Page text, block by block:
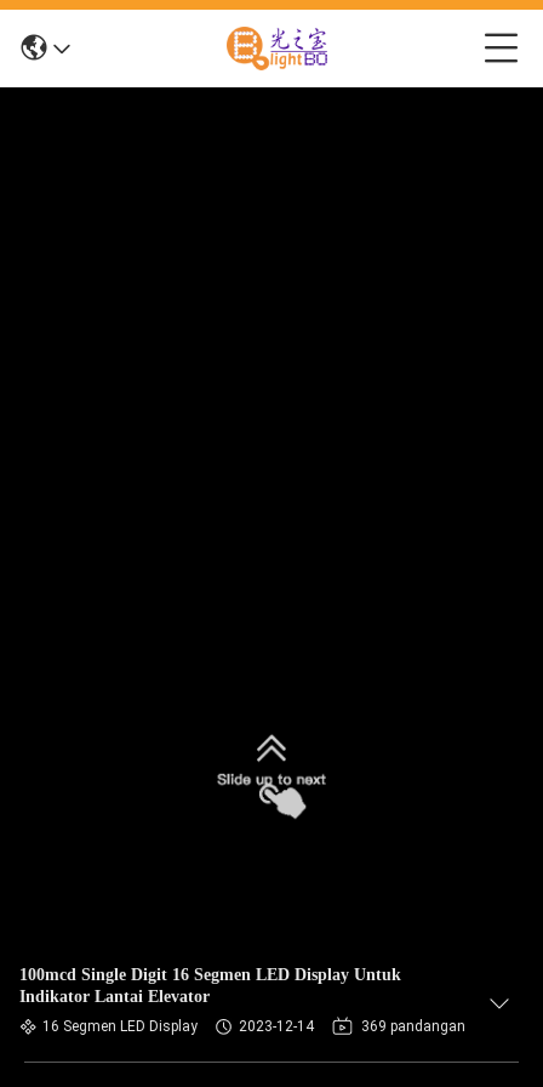
100mcd Single Digit 16 Segmen LED Display Untuk
Indikator Lantai Elevator
16 Segmen LED Display 2023-12-14 369 pandangan